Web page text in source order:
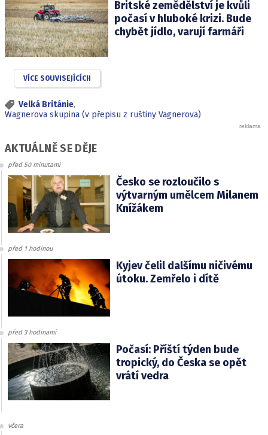
Britské zemědělství je kvůli
počasí v hluboké krizi. Bude
chybět jídlo, varují farmáři
VÍCE SOUVISEJÍCÍCH
Velká Británie,
Wagnerova skupina (v přepisu z ruštiny Vagnerova)
AKTUÁLNĚ SE DĚJE
před 50 minutami
Česko se rozloučilo s
výtvarným umělcem Milanem
Knížákem
před 1 hodinou
Kyjev čelil dalšímu ničivému
útoku. Zemřelo i dítě
před 3 hodinami
Počasí: Příští týden bude
tropický, do Česka se opět
vrátí vedra
včera